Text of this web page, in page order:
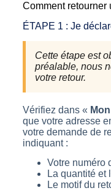
Comment retourner
ÉTAPE 1 : Je
Cette étape est
préalable, nous
votre retour.
Vérifiez dans «
que votre adresse
votre demande de
indiquant :
Votre numéro
La quantité et
Le motif du